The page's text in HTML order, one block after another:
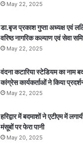
May 22, 2025
डा.बृज प्रकाश गुप्ता अध्यक्ष एवं
वरिष्ठ नागरिक कल्याण एवं सेवा
May 22, 2025
वंदना कटारिया स्टेडियम का नाम
कांग्रेस कार्यकर्ताओं ने किया
May 22, 2025
हरिद्वार में बदमाशों ने एटीएम में
मंसूबों पर फेरा पानी
May 20, 2025